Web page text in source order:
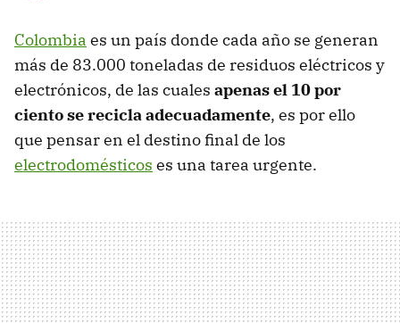
Colombia es un país donde cada año se generan
más de 83.000 toneladas de residuos eléctricos y
electrónicos, de las cuales apenas el 10 por
ciento se recicla adecuadamente, es por ello
que pensar en el destino final de los
electrodomésticos es una tarea urgente.